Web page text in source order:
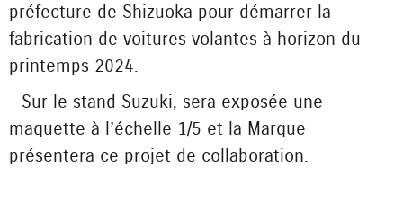
préfecture de Shizuoka pour démarrer la
fabrication de voitures volantes à horizon du
printemps 2024.
– Sur le stand Suzuki, sera exposée une
maquette à l’échelle 1/5 et la Marque
présentera ce projet de collaboration.